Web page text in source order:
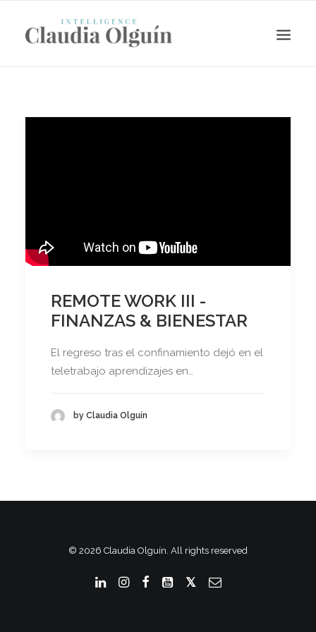
Search
REMOTE WORK III -
FINANZAS & BIENESTAR
El regreso tras el confinamiento dejó en el
teletrabajo aprendizajes en…
by Claudia Olguín
© 2026 Claudia Olguín. All rights reserved